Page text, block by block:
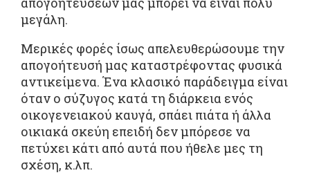
μεγάλη.
Μερικές φορές ίσως απελευθερώσουμε την
απογοήτευσή μας καταστρέφοντας φυσικά
αντικείμενα. Ένα κλασικό παράδειγμα είναι
όταν ο σύζυγος κατά τη διάρκεια ενός
οικογενειακού καυγά, σπάει πιάτα ή άλλα
οικιακά σκεύη επειδή δεν μπόρεσε να
πετύχει κάτι από αυτά που ήθελε μες τη
σχέση, κ.λπ.